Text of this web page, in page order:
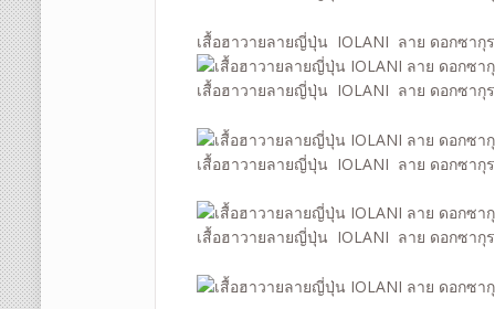
เสื้อฮาวายลายญี่ปุ่น IOLANI ลาย ดอกซากุ
เสื้อฮาวายลายญี่ปุ่น IOLANI ลาย ดอกซากุ
เสื้อฮาวายลายญี่ปุ่น IOLANI ลาย ดอกซากุ
เสื้อฮาวายลายญี่ปุ่น IOLANI ลาย ดอกซากุ